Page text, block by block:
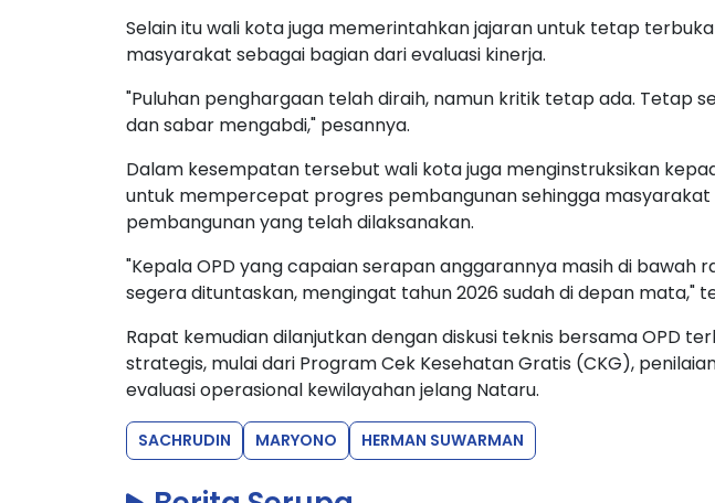
Selain itu wali kota juga memerintahkan jajaran untuk tetap
masyarakat sebagai bagian dari evaluasi kinerja.
"Puluhan penghargaan telah diraih, namun kritik tetap ada. Tetap
dan sabar mengabdi," pesannya.
Dalam kesempatan tersebut wali kota juga menginstruksikan
untuk mempercepat progres pembangunan sehingga masyarakat
pembangunan yang telah dilaksanakan.
"Kepala OPD yang capaian serapan anggarannya masih di bawah
segera dituntaskan, mengingat tahun 2026 sudah di depan mata,"
Rapat kemudian dilanjutkan dengan diskusi teknis bersama OPD
strategis, mulai dari Program Cek Kesehatan Gratis (CKG),
evaluasi operasional kewilayahan jelang Nataru.
SACHRUDIN MARYONO HERMAN SUWARMAN